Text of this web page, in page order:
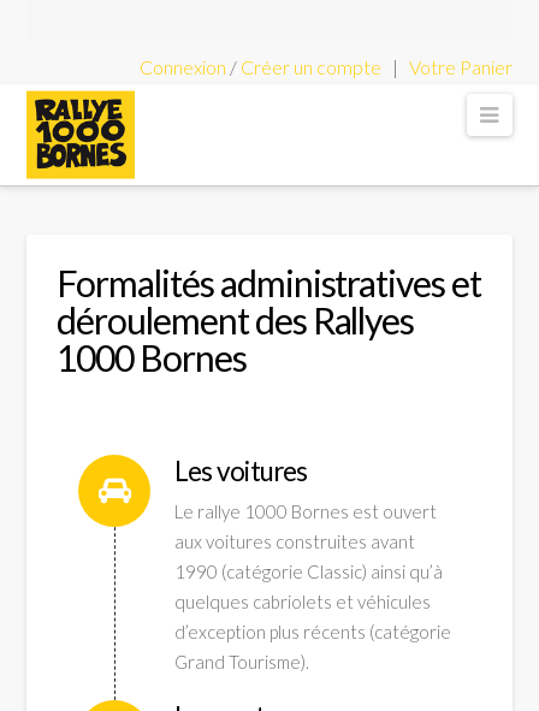
Connexion / Créer un compte | Votre Panier
Rallye
1000
Bornes
Rallye
Grand
Tourisme
Formalités administratives et
déroulement des Rallyes
1000 Bornes
Les voitures
Le rallye 1000 Bornes est ouvert
aux voitures construites avant
1990 (catégorie Classic) ainsi qu’à
quelques cabriolets et véhicules
d’exception plus récents (catégorie
Grand Tourisme).